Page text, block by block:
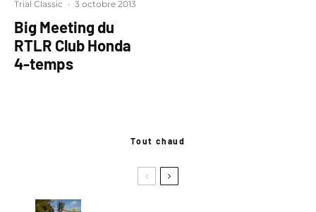
Trial Classic · 3 octobre 2013
Big Meeting du
RTLR Club Honda
4-temps
Tout chaud